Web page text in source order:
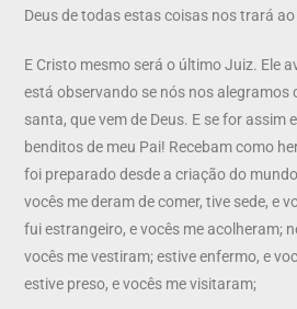
Deus de todas estas coisas nos trará
E Cristo mesmo será o último Juiz. Ele
está observando se nós nos alegramos
santa, que vem de Deus. E se for assim
benditos de meu Pai! Recebam como
foi preparado desde a criação do
vocês me deram de comer, tive sede, e
fui estrangeiro, e vocês me acolheram;
vocês me vestiram; estive enfermo, e
estive preso, e vocês me visitaram;